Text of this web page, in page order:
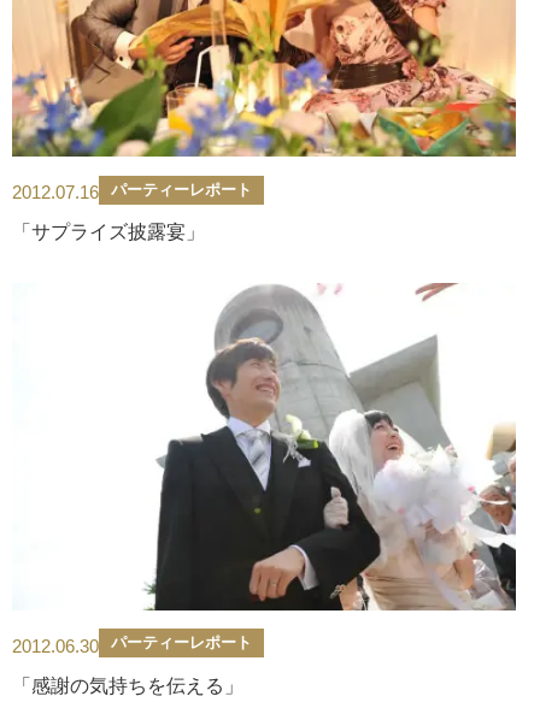
2012.07.16 パーティーレポート
「サプライズ披露宴」
2012.06.30 パーティーレポート
「感謝の気持ちを伝える」